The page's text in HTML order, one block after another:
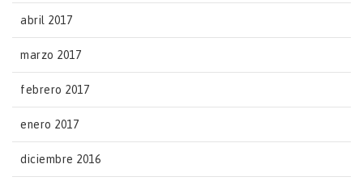
abril 2017
marzo 2017
febrero 2017
enero 2017
diciembre 2016